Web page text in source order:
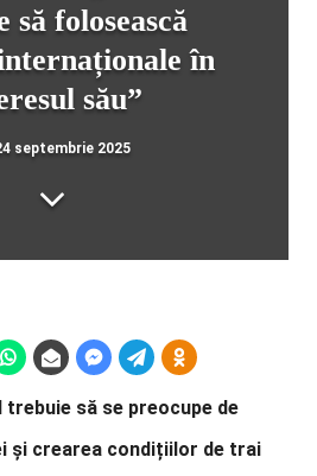
să folosească
în
său”
septembrie 2025
trebuie să se preocupe de
și crearea condițiilor de trai